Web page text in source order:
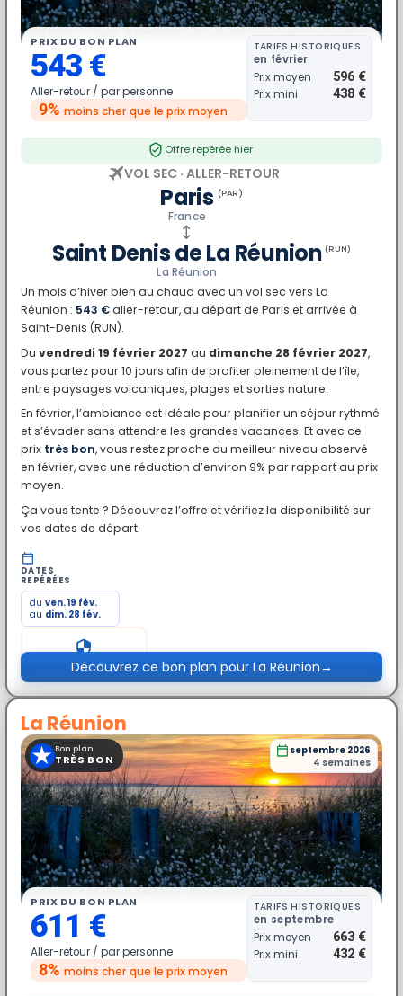
PRIX DU BON PLAN
543 €
Aller-retour / par personne
9% moins cher que le prix moyen
TARIFS HISTORIQUES
en février
Prix moyen
596 €
Prix mini 438 €
Offre repérée hier
VOL SEC · ALLER-RETOUR
Paris (PAR)
France
Saint Denis de La Réunion (RUN)
La Réunion
Un mois d’hiver bien au chaud avec un vol sec vers La
Réunion : 543 €aller-retour, au départ de Paris et arrivée à
Saint-Denis (RUN).
Du vendredi 19 février 2027 au dimanche 28 février 2027,
vous partez pour 10 jours afin de profiter pleinement de l’île,
entre paysages volcaniques, plages et sorties nature.
En février, l’ambiance est idéale pour planifier un séjour rythmé
et s’évader sans attendre les grandes vacances. Et avec ce
prix très bon, vous restez proche du meilleur niveau observé
en février, avec une réduction d’environ 9% par rapport au prix
moyen.
Ça vous tente ? Découvrez l’offre et vérifiez la disponibilité sur
vos dates de départ.
DATES
REPÉRÉES
du ven. 19 fév.
au dim. 28 fév.
Prix exceptionnel
Découvrez ce bon plan pour La Réunion→
La Réunion
septembre 2026
4 semaines
★Bon plan
TRÈS BON
PRIX DU BON PLAN
611 €
Aller-retour / par personne
8% moins cher que le prix moyen
TARIFS HISTORIQUES
en septembre
Prix moyen
663 €
Prix mini 432 €